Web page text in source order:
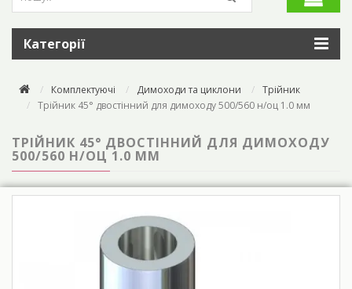
Категорії
Комплектуючі Димоходи та циклони
Трійник
Трійник 45° двостінний для димоходу 500/560 н/оц 1.0 мм
ТРІЙНИК 45° ДВОСТІННИЙ ДЛЯ ДИМОХОДУ
500/560 Н/ОЦ 1.0 ММ